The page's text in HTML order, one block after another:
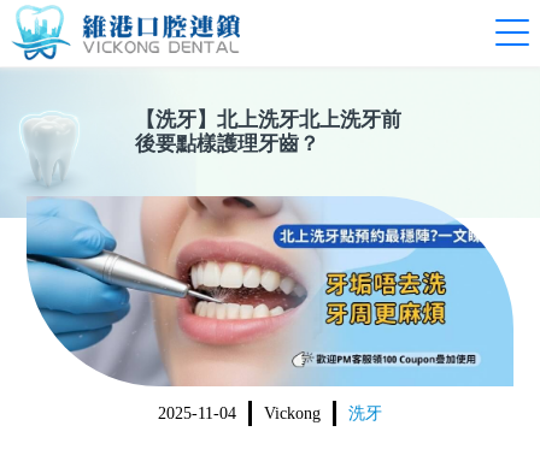
【洗牙】 北上洗牙北上洗牙前
後要點樣護理牙齒？
2025-11-04 Vickong 洗牙